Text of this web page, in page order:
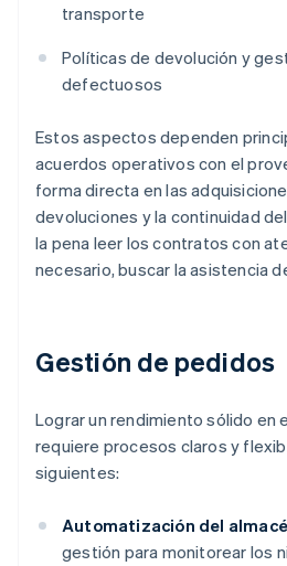
transporte
Políticas de devolución y
defectuosos
Estos aspectos dependen
acuerdos operativos con el
forma directa en las
devoluciones y la continuidad
la pena leer los contratos con
necesario, buscar la asistencia
Gestión de pedidos
Lograr un rendimiento sólido en
requiere procesos claros y
siguientes:
Automatización del
gestión para monitorear los